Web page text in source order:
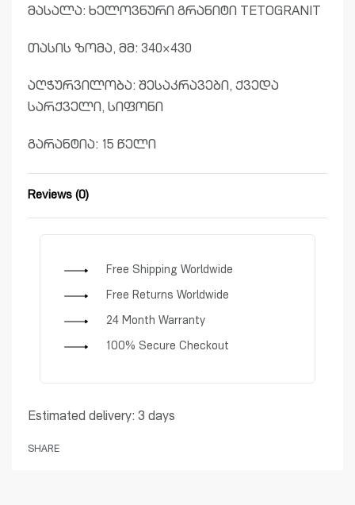
მასალა: ხელოვნური გრანიტი TETOGRANIT
თასის ზომა, მმ: 340×430
აღჭურვილობა: შესაკრავები, ქვედა
სარქველი, სიფონი
გარანტია: 15 წელი
Reviews (0)
Free Shipping Worldwide
Free Returns Worldwide
24 Month Warranty
100% Secure Checkout
Estimated delivery: 3 days
SHARE